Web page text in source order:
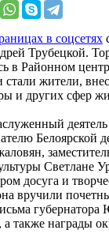
в соцсетях
Трубецкой.
в Районном
жители,
и других сфер
Белоярской
Светлане
досуга и
вручили
а также награды